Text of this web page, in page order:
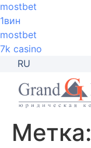
mostbet
1вин
mostbet
7k casino
RU
Метка: